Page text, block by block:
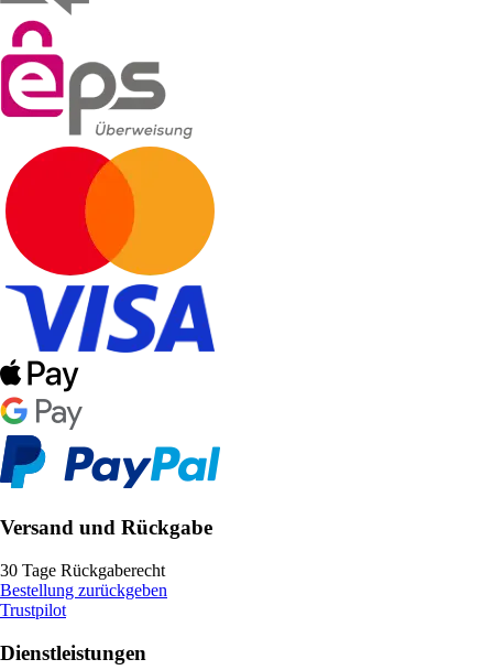
Versand und Rückgabe
30 Tage Rückgaberecht
Bestellung zurückgeben
Trustpilot
Dienstleistungen